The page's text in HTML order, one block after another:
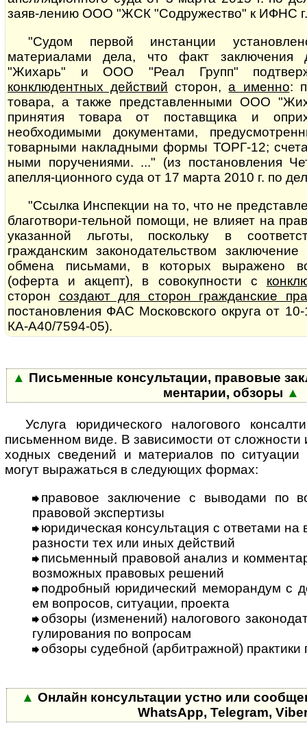
заяв-лению ООО "ЖСК "Содружество" к ИФНС
"Судом первой инстанции
материалами дела, что факт
"Жихарь" и ООО "Реал Групп"
конклюдентных действий сторон,а именно:
товара, а также представленными ООО
принятия товара от поставщика и
необходимыми документами,
товарными накладными формы ТОРГ-12;
ны­ми поручениями. ..." (из постановления
апелля-ционного суда от 17 марта 2010 г. по
"Ссылка Инспекции на то, что не
благотвори-тельной помощи, не влияет на
указанной льготы, поскольку в
гражданским законодательством
обмена письмами, в которых выражено
(оферта и акцепт), в совокупности с
сторон создают для сторон гражданские
постановления ФАС Московского округа от
КА-А40/7594-05).
▲ Письменные консультации, правовые
мен­та­рии, обзоры ▲
Услуга юридического налогового
письменном виде. В за­ви­си­мос­ти от
ход­ных сведений и материалов по ситуации
могут выражаться в следующих формах:
правовое заключение с выводами по
правовой экспертизы
юридическая консультация с ответами
раз­нос­ти тех или иных действий
письменный правовой анализ и
возможных правовых решений
подробный юридический меморандум с
ем вопросов, ситуации, проекта
обзоры (изменений) налогового
гу­ли­ро­ва­ния по во­п­ро­сам
обзоры судебной (арбитражной)
▲ Онлайн консультации устно или
Whats­App, Tele­gram,